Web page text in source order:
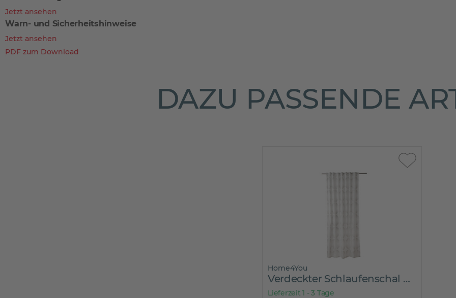
Jetzt ansehen
Warn- und Sicherheitshinweise
Jetzt ansehen
PDF zum Download
DAZU PASSENDE
Home4You
Verdeckter Schlaufenschal PALMIRA
Lieferzeit 1 - 3 Tage